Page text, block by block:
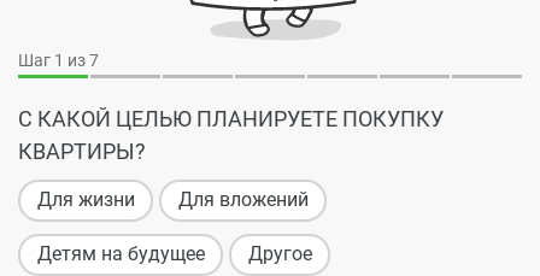
Шаг 1 из 7
С КАКОЙ ЦЕЛЬЮ ПЛАНИРУЕТЕ ПОКУПКУ
КВАРТИРЫ?
Для жизни Для вложений
Детям на будущее Другое